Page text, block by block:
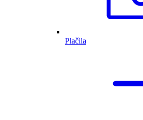
Plačila